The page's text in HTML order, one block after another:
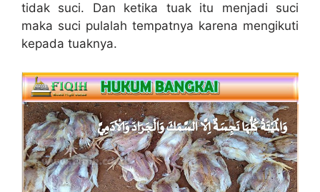
tidak suci. Dan ketika tuak itu menjadi suci
maka suci pulalah tempatnya karena mengikuti
kepada tuaknya.